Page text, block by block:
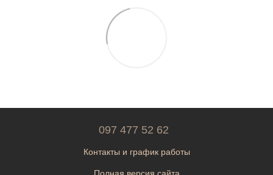
097 477 52 62
Контакты и график работы
Полная версия сайта